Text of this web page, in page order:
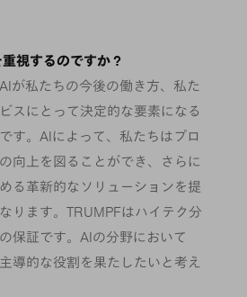
視するのですか？
が私たちの今後の働き方、私た
スにとって決定的な要素になる
す。AIによって、私たちはプロ
向上を図ることができ、さらに
る革新的なソリューションを提
ります。TRUMPFはハイテク分
保証です。AIの分野において
導的な役割を果たしたいと考え